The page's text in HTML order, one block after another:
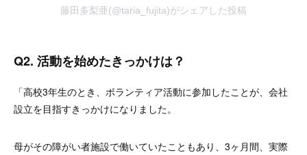
藤田多梨亜(@taria_fujita)がシェアした投稿
Q2. 活動を始めたきっかけは？
「高校3年生のとき、ボランティア活動に参加したことが、会社
設立を目指すきっかけになりました。
母がその障がい者施設で働いていたこともあり、3ヶ月間、実際